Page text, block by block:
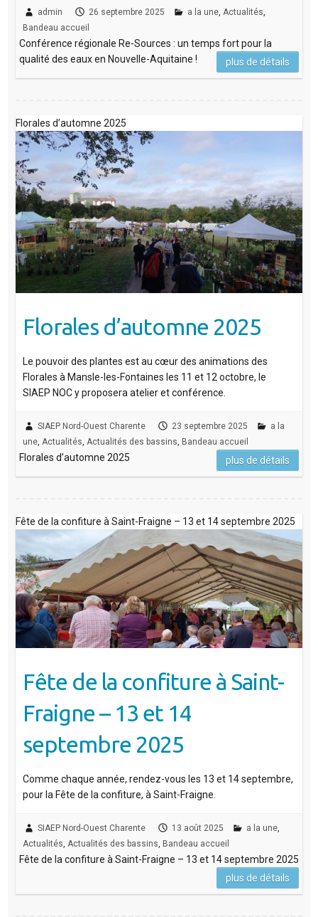
admin 26 septembre 2025 a la une, Actualités,
Bandeau accueil
Conférence régionale Re-Sources : un temps fort pour la
qualité des eaux en Nouvelle-Aquitaine !
plus de détails
Florales d’automne 2025
Florales d’automne 2025
Le pouvoir des plantes est au cœur des animations des
Florales à Mansle-les-Fontaines les 11 et 12 octobre, le
SIAEP NOC y proposera atelier et conférence.
SIAEP Nord-Ouest Charente 23 septembre 2025
a la
une, Actualités Actualités des bassins Bandeau accueil
Florales d’automne 2025 plus de détails
Fête de la confiture à Saint-Fraigne – 13 et 14 septembre 2025
Fête de la confiture à Saint-
Fraigne – 13 et 14
septembre 2025
Comme chaque année, rendez-vous les 13 et 14 septembre,
pour la Fête de la confiture, à Saint-Fraigne.
SIAEP Nord-Ouest Charente 13 août 2025 a la une,
Actualités, Actualités des bassins, Bandeau accueil
Fête de la confiture à Saint-Fraigne – 13 et 14 septembre 2025
plus de détails